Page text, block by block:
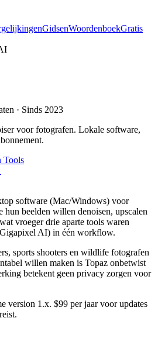
GidsenWoordenboekGratis
· Sinds 2023
voor fotografen. Lokale software,
Tools
software (Mac/Windows) voor
hun beelden willen denoisen, upscalen
vroeger drie aparte tools waren
AI) in één workflow.
sports shooters en wildlife fotografen
willen maken is Topaz onbetwist
betekent geen privacy zorgen voor
version 1.x. $99 per jaar voor updates